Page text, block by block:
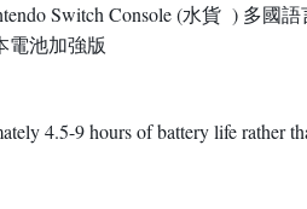
Switch Console (水貨 ) 多國
電池加強版
4.5-9 hours of battery life rather